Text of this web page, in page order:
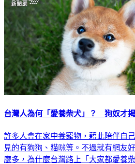
台灣人為何「愛養柴犬」？ 狗奴才
許多人會在家中養寵物，藉此陪伴自
見的有狗狗、貓咪等。不過就有網友
麼多，為什麼台灣路上「大家都愛養